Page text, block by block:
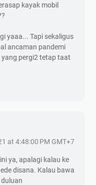
kayak mobil
yaaa... Tapi sekaligus
ancaman pandemi
pergi2 tetap taat
at 4:48:00 PM GMT+7
ya, apalagi kalau ke
disana. Kalau bawa